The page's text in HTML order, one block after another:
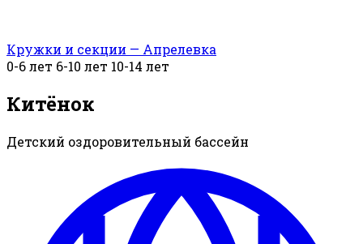
Кружки и секции — Апрелевка
0-6 лет 6-10 лет 10-14 лет
Китёнок
Детский оздоровительный бассейн